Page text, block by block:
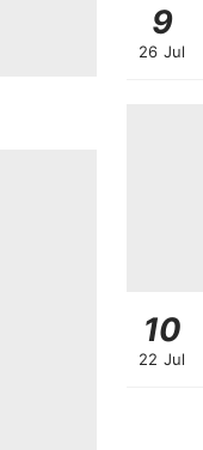
9
26 Jul
10
22 Jul